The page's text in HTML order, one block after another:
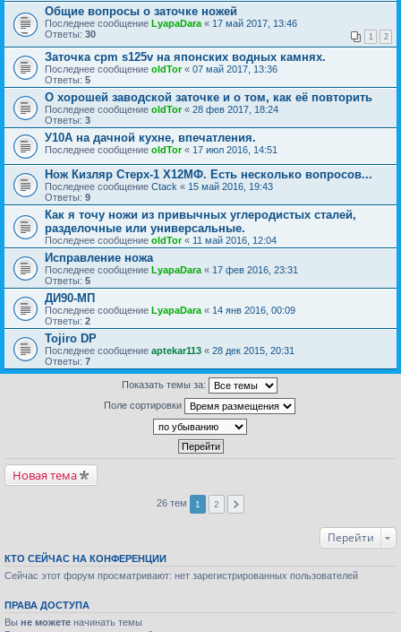
Общие вопросы о заточке ножей
Последнее сообщение LyapaDara « 17 май 2017, 13:46
Ответы: 30 1 2
Заточка cpm s125v на японских водных камнях.
Последнее сообщение oldTor« 07 май 2017, 13:36
Ответы: 5
О хорошей заводской заточке и о том, как её повторить
Последнее сообщение oldTor« 28 фев 2017, 18:24
Ответы: 3
У10А на дачной кухне, впечатления.
Последнее сообщение oldTor« 17 июл 2016, 14:51
Нож Кизляр Стерх-1 Х12МФ. Есть несколько вопросов...
Последнее сообщение Ctack « 15 май 2016, 19:43
Ответы: 9
Как я точу ножи из привычных углеродистых сталей,
разделочные или универсальные.
Последнее сообщение oldTor« 11 май 2016, 12:04
Исправление ножа
Последнее сообщение LyapaDara « 17 фев 2016, 23:31
Ответы: 5
ДИ90-МП
Последнее сообщение LyapaDara « 14 янв 2016, 00:09
Ответы: 2
Tojiro DP
Последнее сообщение aptekar113 « 28 дек 2015, 20:31
Ответы: 7
Показать темы за:
Поле сортировки
Новая тема
26 тем 1 2
Перейти
КТО СЕЙЧАС НА КОНФЕРЕНЦИИ
Сейчас этот форум просматривают: нет зарегистрированных пользователей
ПРАВА ДОСТУПА
Вы не можете начинать темы